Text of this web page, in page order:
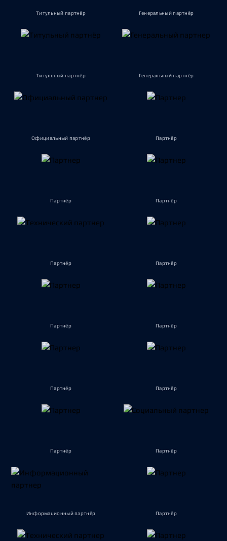
Титульный партнёр Генеральный партнёр
Титульный партнёр Генеральный партнёр
Официальный партнёр Партнёр
Партнёр Партнёр
Партнёр Партнёр
Партнёр Партнёр
Партнёр Партнёр
Партнёр Партнёр
Информационный партнёр Партнёр